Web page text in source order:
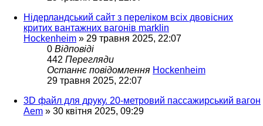
Нідерландський сайт з переліком всіх двовісних
критих вантажних вагонів marklin
Hockenheim » 29 травня 2025, 22:07
0 Відповіді
442 Перегляди
Останнє повідомлення Hockenheim
29 травня 2025, 22:07
3D файл для друку. 20-метровий пассажирський вагон
Aem » 30 квітня 2025, 09:29